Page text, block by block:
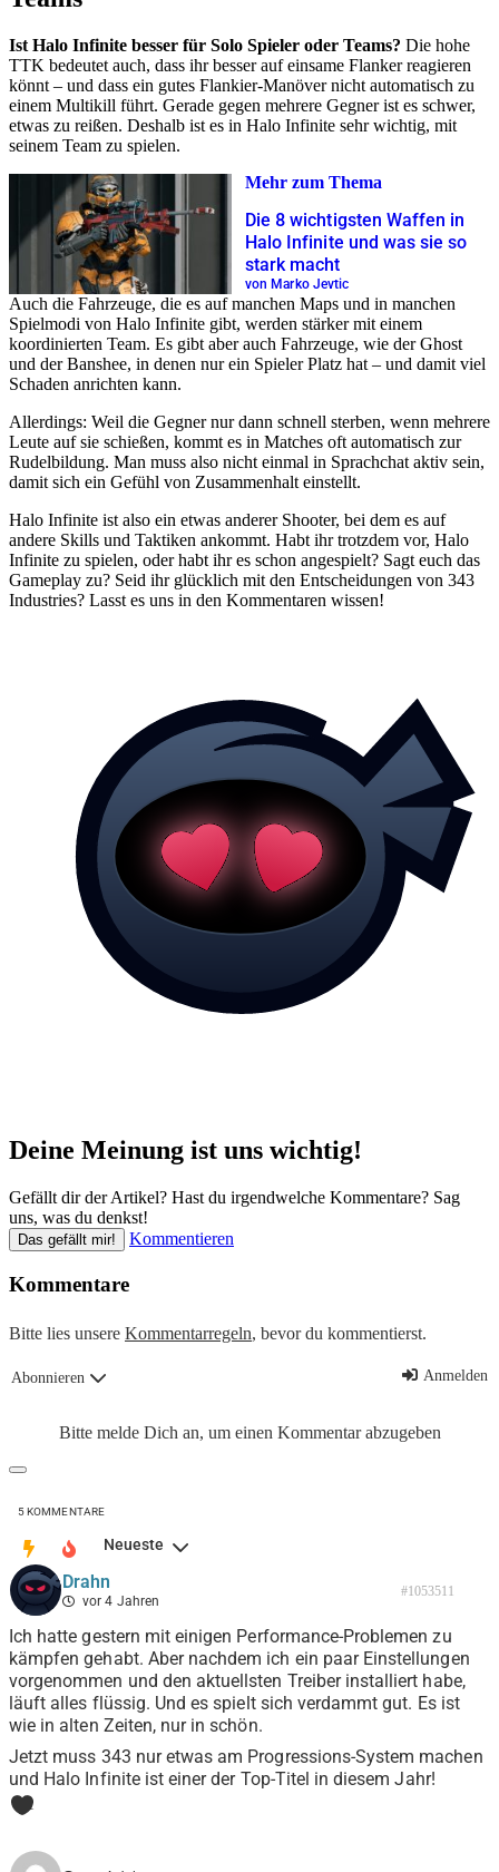
Ist Halo Infinite besser für Solo Spieler oder Teams? Die hohe
TTK bedeutet auch, dass ihr besser auf einsame Flanker reagieren
könnt – und dass ein gutes Flankier-Manöver nicht automatisch zu
einem Multikill führt. Gerade gegen mehrere Gegner ist es schwer,
etwas zu reißen. Deshalb ist es in Halo Infinite sehr wichtig, mit
seinem Team zu spielen.
Mehr zum Thema
Die 8 wichtigsten Waffen in
Halo Infinite und was sie so
stark macht
von Marko Jevtic
Auch die Fahrzeuge, die es auf manchen Maps und in manchen
Spielmodi von Halo Infinite gibt, werden stärker mit einem
koordinierten Team. Es gibt aber auch Fahrzeuge, wie der Ghost
und der Banshee, in denen nur ein Spieler Platz hat – und damit viel
Schaden anrichten kann.
Allerdings: Weil die Gegner nur dann schnell sterben, wenn mehrere
Leute auf sie schießen, kommt es in Matches oft automatisch zur
Rudelbildung. Man muss also nicht einmal in Sprachchat aktiv sein,
damit sich ein Gefühl von Zusammenhalt einstellt.
Halo Infinite ist also ein etwas anderer Shooter, bei dem es auf
andere Skills und Taktiken ankommt. Habt ihr trotzdem vor, Halo
Infinite zu spielen, oder habt ihr es schon angespielt? Sagt euch das
Gameplay zu? Seid ihr glücklich mit den Entscheidungen von 343
Industries? Lasst es uns in den Kommentaren wissen!
Deine Meinung ist uns wichtig!
Gefällt dir der Artikel? Hast du irgendwelche Kommentare? Sag
uns, was du denkst!
Das gefällt mir! Kommentieren
Kommentare
Bitte lies unsere Kommentarregeln, bevor du kommentierst.
Abonnieren Anmelden
Bitte melde Dich an, um einen Kommentar abzugeben
5KOMMENTARE
Neueste
Drahn
vor 4 Jahren
#1053511
Ich hatte gestern mit einigen Performance-Problemen zu
kämpfen gehabt. Aber nachdem ich ein paar Einstellungen
vorgenommen und den aktuellsten Treiber installiert habe,
läuft alles flüssig. Und es spielt sich verdammt gut. Es ist
wie in alten Zeiten, nur in schön.
Jetzt muss 343 nur etwas am Progressions-System machen
und Halo Infinite ist einer der Top-Titel in diesem Jahr!
1